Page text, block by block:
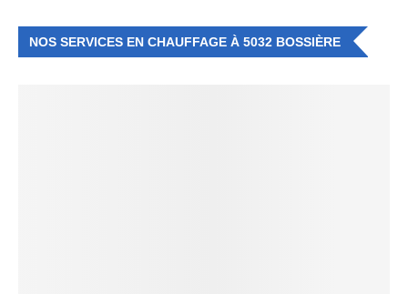
NOS SERVICES EN CHAUFFAGE À 5032 BOSSIÈRE